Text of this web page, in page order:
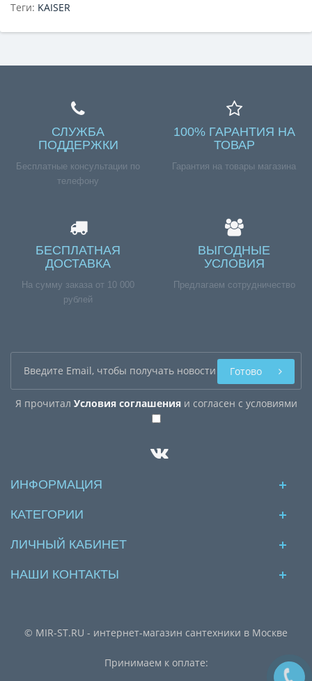
Теги: KAISER
СЛУЖБА
ПОДДЕРЖКИ
Бесплатные консультации по
телефону
100% ГАРАНТИЯ НА
ТОВАР
Гарантия на товары магазина
БЕСПЛАТНАЯ
ДОСТАВКА
На сумму заказа от 10 000
рублей
ВЫГОДНЫЕ
УСЛОВИЯ
Предлагаем сотрудничество
Я прочитал Условия соглашенияи согласен с условиями
Готово
ИНФОРМАЦИЯ
КАТЕГОРИИ
ЛИЧНЫЙ КАБИНЕТ
НАШИ КОНТАКТЫ
© MIR-ST.RU - интернет-магазин сантехники в Москве
Принимаем к оплате: